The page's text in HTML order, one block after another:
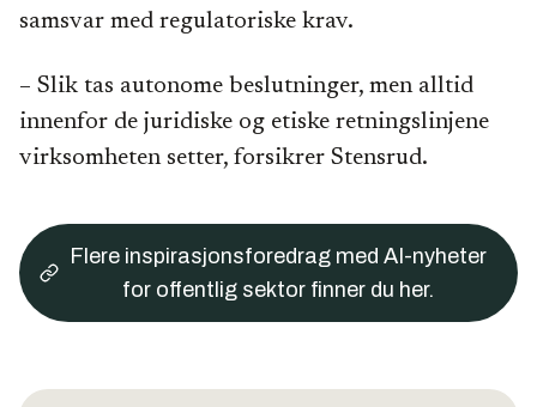
samsvar med regulatoriske krav.
– Slik tas autonome beslutninger, men alltid
innenfor de juridiske og etiske retningslinjene
virksomheten setter, forsikrer Stensrud.
Flere inspirasjonsforedrag med AI-nyheter
for offentlig sektor finner du her.